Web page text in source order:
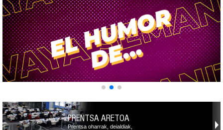
PRENTSA ARETOA
Prentsa oharrak, deialdiak,